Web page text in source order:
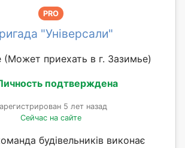
PRO
"Універсали"
(Может приехать в г. Зазимье)
подтверждена
5 лет назад
Сейчас на сайте
будівельників виконає